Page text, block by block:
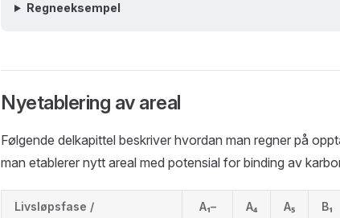
Regneeksempel
Nyetablering av areal
Følgende delkapittel beskriver hvordan man regner på
man etablerer nytt areal med potensial for binding av
Livsløpsfase /
A₁–
A₄ A₅ B₁